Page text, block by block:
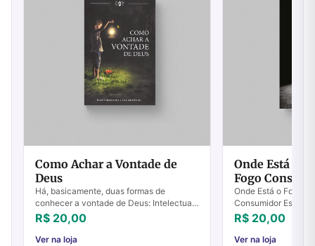
Como Achar a Vontade de
Deus
Há, basicamente, duas formas de
conhecer a vontade de Deus: Intelectual
ou emocionalmente. A primeira enfatiza a
lógica da Palavra, sempre de forma
objetiva....
R$ 20,00
Ver na loja
Onde Está o
Fogo
Onde Está o Fogo?
Consumidor Essa
versículo do Antigo
conhecida. Bem
entretanto, é...
R$ 20,00
Ver na loja